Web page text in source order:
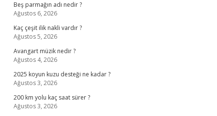
Beş parmağın adı nedir ?
Ağustos 6, 2026
Kaç çeşit ilik nakli vardır ?
Ağustos 5, 2026
Avangart müzik nedir ?
Ağustos 4, 2026
2025 koyun kuzu desteği ne kadar ?
Ağustos 3, 2026
200 km yolu kaç saat sürer ?
Ağustos 3, 2026